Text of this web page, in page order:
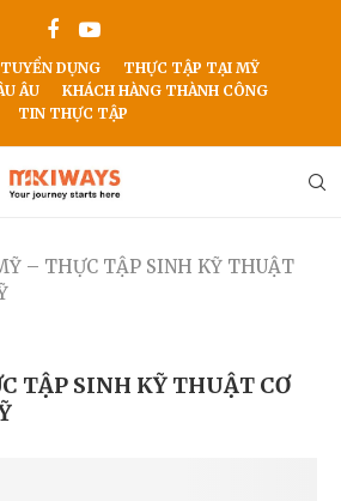
DỤNG
THỰC TẬP TẠI MỸ
ÂU
KHÁCH HÀNG THÀNH CÔNG
TIN THỰC TẬP
– THỰC TẬP SINH KỸ THUẬT
TẬP SINH KỸ THUẬT CƠ